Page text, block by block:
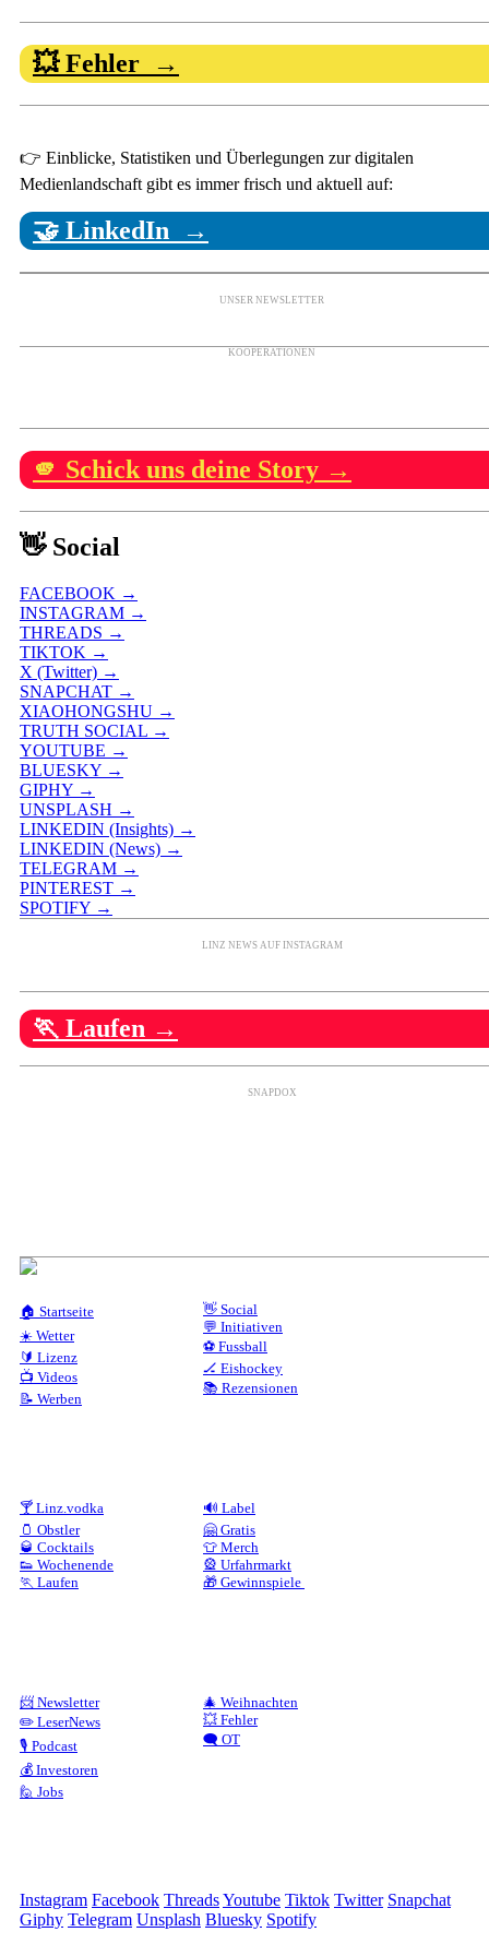
💥 Fehler →
👉 Einblicke, Statistiken und Überlegungen zur digitalen
Medienlandschaft gibt es immer frisch und aktuell auf:
🤝 LinkedIn →
UNSER NEWSLETTER
KOOPERATIONEN
🫵 Schick uns deine Story →
👋 Social
FACEBOOK →
INSTAGRAM →
THREADS →
TIKTOK →
X (Twitter) →
SNAPCHAT →
XIAOHONGSHU →
TRUTH SOCIAL →
YOUTUBE →
BLUESKY →
GIPHY →
UNSPLASH →
LINKEDIN (Insights) →
LINKEDIN (News) →
TELEGRAM →
PINTEREST →
SPOTIFY →
LINZ NEWS AUF INSTAGRAM
🏃 Laufen →
SNAPDOX
🏠 Startseite
☀️ Wetter
🔰 Lizenz
📺 Videos
📝 Werben
👋 Social
💬 Initiativen
⚽ Fussball
🏒 Eishockey
📚 Rezensionen
🍸 Linz.vodka
🫙 Obstler
🥃 Cocktails
👟 Wochenende
🏃 Laufen
🔊 Label
🤗 Gratis
👕 Merch
🎡 Urfahrmarkt
🎁 Gewinnspiele
📨 Newsletter
✏️ LeserNews
🎙️ Podcast
💰 Investoren
🙋 Jobs
🎄 Weihnachten
💥 Fehler
🗨️ OT
Instagram Facebook ThreadsYoutube Tiktok Twitter Snapchat
Giphy Telegram Unsplash Bluesky Spotify